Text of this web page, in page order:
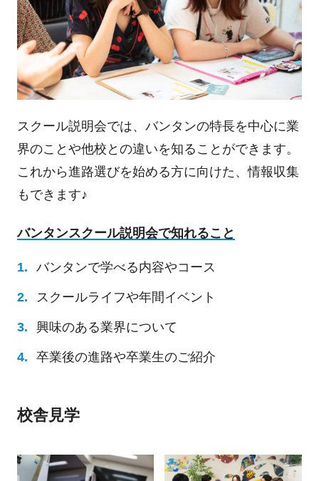
スクール説明会では、バンタンの特長を中心に業
界のことや他校との違いを知ることができます。
これから進路選びを始める方に向けた、情報収集
もできます♪
バンタンスクール説明会で知れること
バンタンで学べる内容やコース
スクールライフや年間イベント
興味のある業界について
卒業後の進路や卒業生のご紹介
校舎見学